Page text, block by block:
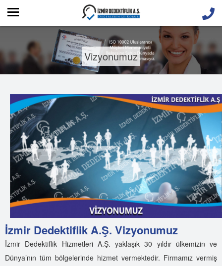
Vizyonumuz
İzmir Dedektiflik A.Ş. Vizyonumuz
İzmir Dedektiflik Hizmetleri A.Ş. yaklaşık 30 yıldır ülkemizin ve
Dünya’nın tüm bölgelerinde hizmet vermektedir. Firmamız vermiş